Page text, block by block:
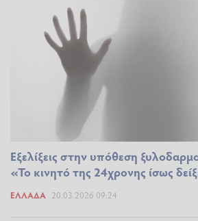
Εξελίξεις στην υπόθεση
«Το κινητό της 24χρονης ίσως
ΕΛΛΆΔΑ 20.03.2026 09:24